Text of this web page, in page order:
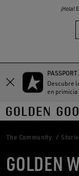
¡Hola!
PASSPORT
Descubre
en primicia
The Community
GOLDEN